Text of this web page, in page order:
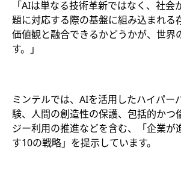
「AIは単なる技術革新ではなく、社会
題に対応する際の基盤に組み込まれる
価値観と融合できるかどうかが、世界
す。」
ミンテルでは、AIを活用したハイパー
験、人間の創造性の保護、包括的かつ
ジー利用の推進などを含む、「企業が
す10の戦略」を提示しています。